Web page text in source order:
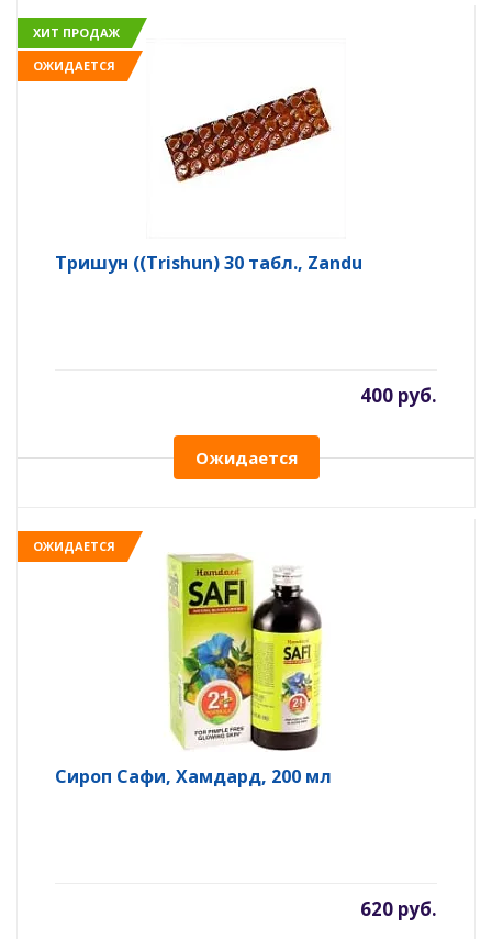
ХИТ ПРОДАЖ
ОЖИДАЕТСЯ
Тришун ((Trishun) 30 табл., Zandu
400 руб.
Ожидается
ОЖИДАЕТСЯ
Сироп Сафи, Хамдард, 200 мл
620 руб.